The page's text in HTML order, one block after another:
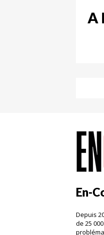
A
En-
Depuis
de 25